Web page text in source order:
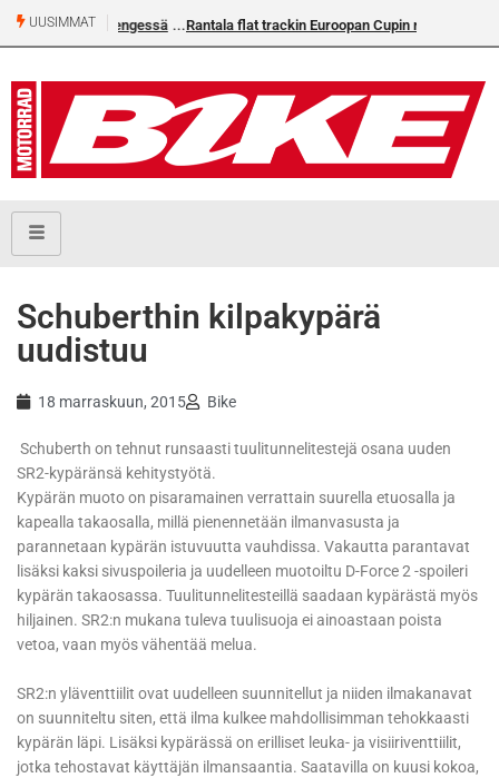
UUSIMMAT
challengessä Rantala flat trackin Euroopan Cupin mestari
Schuberthin kilpakypärä
uudistuu
18 marraskuun, 2015 Bike
Schuberth on tehnut runsaasti tuulitunnelitestejä osana uuden
SR2-kypäränsä kehitystyötä.
Kypärän muoto on pisaramainen verrattain suurella etuosalla ja
kapealla takaosalla, millä pienennetään ilmanvasusta ja
parannetaan kypärän istuvuutta vauhdissa. Vakautta parantavat
lisäksi kaksi sivuspoileria ja uudelleen muotoiltu D-Force 2 -spoileri
kypärän takaosassa. Tuulitunnelitesteillä saadaan kypärästä myös
hiljainen. SR2:n mukana tuleva tuulisuoja ei ainoastaan poista
vetoa, vaan myös vähentää melua.
SR2:n yläventtiilit ovat uudelleen suunnitellut ja niiden ilmakanavat
on suunniteltu siten, että ilma kulkee mahdollisimman tehokkaasti
kypärän läpi. Lisäksi kypärässä on erilliset leuka- ja visiiriventtiilit,
jotka tehostavat käyttäjän ilmansaantia. Saatavilla on kuusi kokoa,